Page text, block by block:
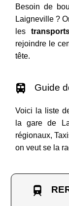
Besoin de
Laigneville ?
les
rejoindre le
tête.
Guide
Voici la liste
la gare de
régionaux,
on veut se la